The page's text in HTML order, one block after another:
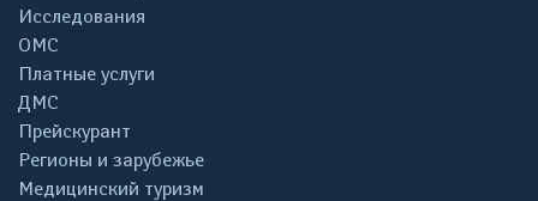
Исследования
ОМС
Платные услуги
ДМС
Прейскурант
Регионы и зарубежье
Медицинский туризм